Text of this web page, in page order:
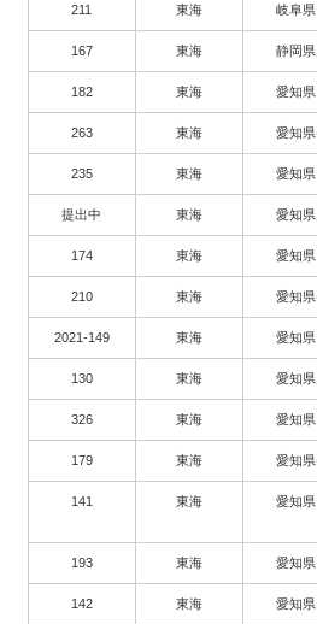
211 東海 岐阜県
167 東海 静岡県
182 東海 愛知県
263 東海 愛知県
235 東海 愛知県
提出中 東海 愛知県
174 東海 愛知県
210 東海 愛知県
2021-149 東海 愛知県
130 東海 愛知県
326 東海 愛知県
179 東海 愛知県
141 東海 愛知県
193 東海 愛知県
142 東海 愛知県